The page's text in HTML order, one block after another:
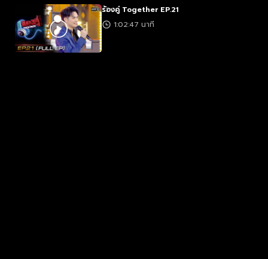
ร้องคู่ Together EP.21
1:02:47 นาที